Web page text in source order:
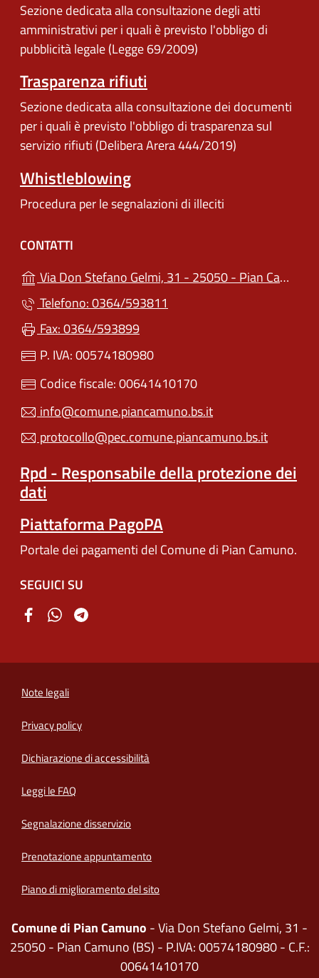
Sezione dedicata alla consultazione degli atti
amministrativi per i quali è previsto l'obbligo di
pubblicità legale (Legge 69/2009)
Trasparenza rifiuti
Sezione dedicata alla consultazione dei documenti
per i quali è previsto l'obbligo di trasparenza sul
servizio rifiuti (Delibera Arera 444/2019)
Whistleblowing
Procedura per le segnalazioni di illeciti
CONTATTI
Via Don Stefano Gelmi, 31 - 25050 - Pian Camuno (BS)
Telefono: 0364/593811
Fax: 0364/593899
P. IVA: 00574180980
Codice fiscale: 00641410170
info@comune.piancamuno.bs.it
protocollo@pec.comune.piancamuno.bs.it
Rpd - Responsabile della protezione dei
dati
Piattaforma PagoPA
Portale dei pagamenti del Comune di Pian Camuno.
SEGUICI SU
Note legali
Privacy policy
Dichiarazione di accessibilità
Leggi le FAQ
Segnalazione disservizio
Prenotazione appuntamento
Piano di miglioramento del sito
Comune di Pian Camuno - Via Don Stefano Gelmi, 31 -
25050 - Pian Camuno (BS) - P.IVA: 00574180980 - C.F.:
00641410170